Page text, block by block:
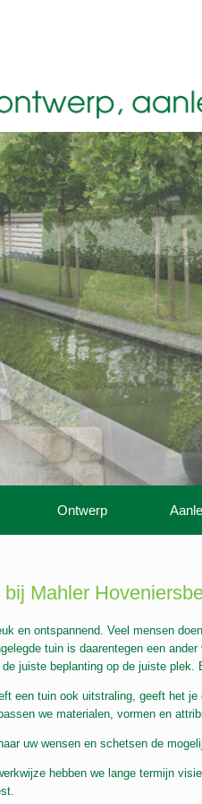
Ontwerp
Mahler
en ontspannend. Veel mensen
tuin is daarentegen een
juiste beplanting op de juiste plek.
een tuin ook uitstraling, geeft het
we materialen, vormen en
uw wensen en schetsen de
hebben we lange termijn